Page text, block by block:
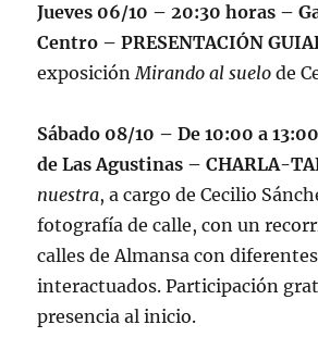
Jueves 06/10 – 20:30 horas –
Centro – PRESENTACIÓN
exposiciónMirando al suelo de
Sábado 08/10 – De 10:00 a
de Las Agustinas – CHARLA-
nuestra, a cargo de Cecilio
fotografía de calle, con un
calles de Almansa con
interactuados. Participación
presencia al inicio.